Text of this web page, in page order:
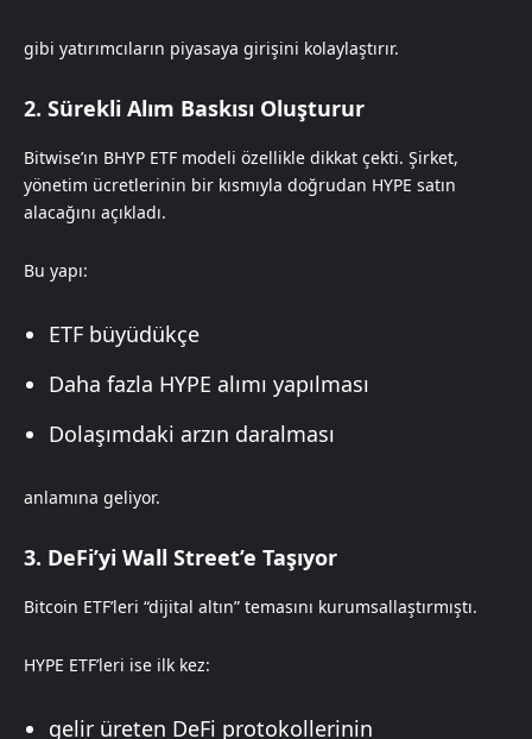
gibi yatırımcıların piyasaya girişini kolaylaştırır.
2. Sürekli Alım Baskısı Oluşturur
Bitwise’ın BHYP ETF modeli özellikle dikkat çekti. Şirket,
yönetim ücretlerinin bir kısmıyla doğrudan HYPE satın
alacağını açıkladı.
Bu yapı:
ETF büyüdükçe
Daha fazla HYPE alımı yapılması
Dolaşımdaki arzın daralması
anlamına geliyor.
3. DeFi’yi Wall Street’e Taşıyor
Bitcoin ETF’leri “dijital altın” temasını kurumsallaştırmıştı.
HYPE ETF’leri ise ilk kez:
gelir üreten DeFi protokollerinin